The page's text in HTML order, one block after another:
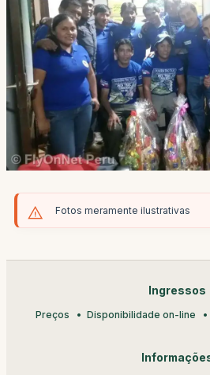
Fotos meramente ilustrativas
Ingressos
Preços Disponibilidade on-line